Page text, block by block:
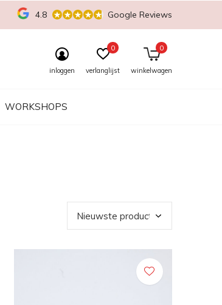
WORKSHOPS
inloggen verlanglijst
0
winkelwagen
0
4.8 Google Reviews